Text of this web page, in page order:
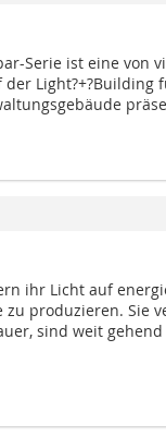
Serie ist eine von
der
ihr Licht auf
zu produzieren. Sie
sind weit